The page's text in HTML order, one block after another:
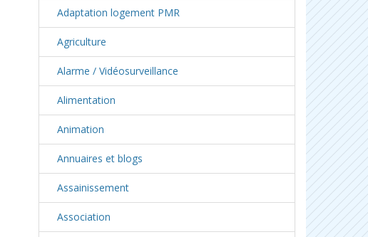
Adaptation logement PMR
Agriculture
Alarme / Vidéosurveillance
Alimentation
Animation
Annuaires et blogs
Assainissement
Association